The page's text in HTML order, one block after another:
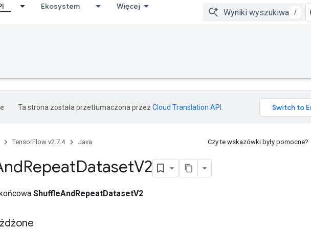
Ekosystem Więcej
/
Ta strona została przetłumaczona przez Cloud Translation API
TensorFlow v2.7.4 Java Czy te wskazówki były pomocne?
RepeatDatasetV2
ShuffleAndRepeatDatasetV2